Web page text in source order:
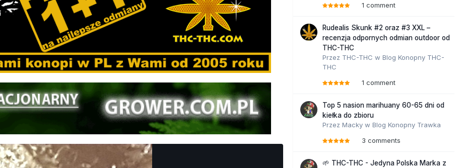
1 comment
Rudealis Skunk #2 oraz #3 XXL –
recenzja odpornych odmian outdoor od
THC-THC
Przez THC-THC w Blog Konopny THC-
THC
1 comment
Top 5 nasion marihuany 60-65 dni od
kiełka do zbioru
Przez Macky w Blog Konopny Trawka
3 comments
🌱 THC-THC - Jedyna Polska Marka z